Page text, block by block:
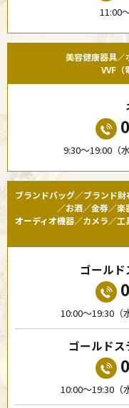
11:00
美容健康器具／
VVF（
9:30〜19:00（
ブランドバッグ／ブランド
／お酒／金券／
オーディオ機器／カメラ／
ゴール
10:00〜19:30（
ゴールド
10:00〜19:30（